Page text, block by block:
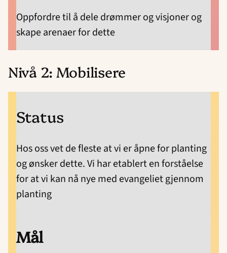
Oppfordre til å dele drømmer og visjoner og
skape arenaer for dette
Nivå 2: Mobilisere
Status
Hos oss vet de fleste at vi er åpne for planting
og ønsker dette. Vi har etablert en forståelse
for at vi kan nå nye med evangeliet gjennom
planting
Mål